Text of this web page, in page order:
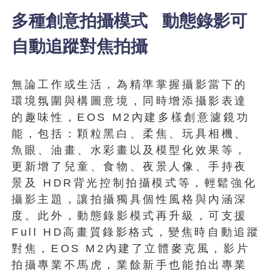
多種創意拍攝模式 動態錄影可
自動追蹤對焦拍攝
無論工作或生活，為精準掌握攝影當下的
環境氛圍與構圖意境，同時增添攝影表達
的趣味性，EOS M2內建多樣創意濾鏡功
能，包括：顆粒黑白、柔焦、玩具相機、
魚眼、油畫、水彩畫以及模型化效果等，
更新增了兒童、食物、夜景人像、手持夜
景及 HDR背光控制拍攝模式等，輕鬆強化
攝影主題，讓拍攝獨具個性風格與內涵深
度。此外，動態錄影模式再升級，可支援
Full HD高畫質錄影格式，變焦時自動追蹤
對焦，EOS M2內建了立體麥克風，影片
拍攝專業不馬虎，業餘新手也能拍出專業